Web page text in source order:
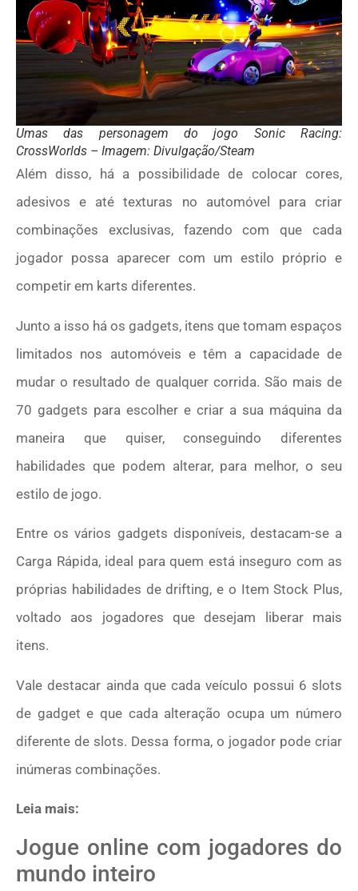
Umas das personagem do jogo Sonic Racing:
CrossWorlds – Imagem: Divulgação/Steam
Além disso, há a possibilidade de colocar cores,
adesivos e até texturas no automóvel para criar
combinações exclusivas, fazendo com que cada
jogador possa aparecer com um estilo próprio e
competir em karts diferentes.
Junto a isso há os gadgets, itens que tomam espaços
limitados nos automóveis e têm a capacidade de
mudar o resultado de qualquer corrida. São mais de
70 gadgets para escolher e criar a sua máquina da
maneira que quiser, conseguindo diferentes
habilidades que podem alterar, para melhor, o seu
estilo de jogo.
Entre os vários gadgets disponíveis, destacam-se a
Carga Rápida, ideal para quem está inseguro com as
próprias habilidades de drifting, e o Item Stock Plus,
voltado aos jogadores que desejam liberar mais
itens.
Vale destacar ainda que cada veículo possui 6 slots
de gadget e que cada alteração ocupa um número
diferente de slots. Dessa forma, o jogador pode criar
inúmeras combinações.
Leia mais:
Jogue online com jogadores do
mundo inteiro